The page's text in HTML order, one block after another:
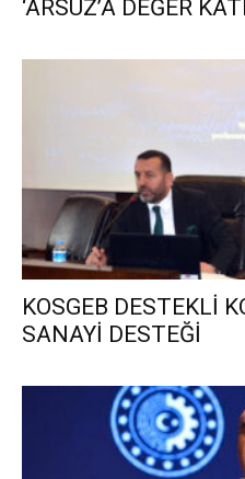
‘ARSUZ’A DEĞER
KOSGEB DESTEKLİ
SANAYİ DESTEĞİ